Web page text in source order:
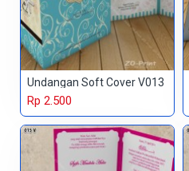
Undangan Soft Cover V013
Rp 2.500